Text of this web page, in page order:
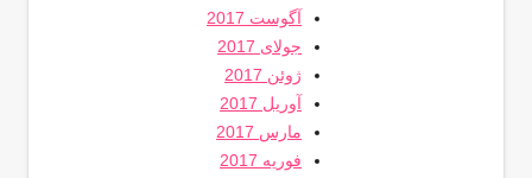
آگوست 2017
جولای 2017
ژوئن 2017
آوریل 2017
مارس 2017
فوریه 2017